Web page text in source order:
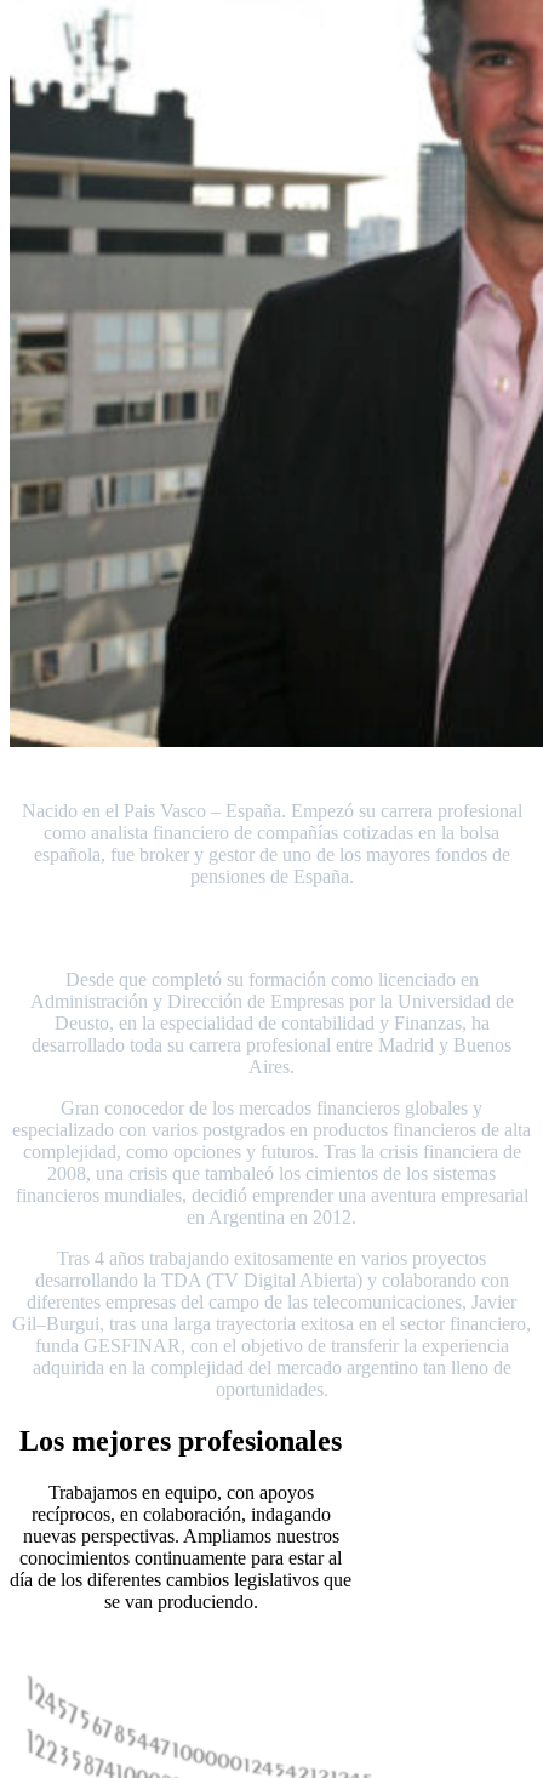
Nacido en el Pais Vasco – España. Empezó su carrera profesional
como analista financiero de compañías cotizadas en la bolsa
española, fue broker y gestor de uno de los mayores fondos de
pensiones de España.
Desde que completó su formación como licenciado en
Administración y Dirección de Empresas por la Universidad de
Deusto, en la especialidad de contabilidad y Finanzas, ha
desarrollado toda su carrera profesional entre Madrid y Buenos
Aires.
Gran conocedor de los mercados financieros globales y
especializado con varios postgrados en productos financieros de alta
complejidad, como opciones y futuros. Tras la crisis financiera de
2008, una crisis que tambaleó los cimientos de los sistemas
financieros mundiales, decidió emprender una aventura empresarial
en Argentina en 2012.
Tras 4 años trabajando exitosamente en varios proyectos
desarrollando la TDA (TV Digital Abierta) y colaborando con
diferentes empresas del campo de las telecomunicaciones, Javier
Gil–Burgui, tras una larga trayectoria exitosa en el sector financiero,
funda GESFINAR, con el objetivo de transferir la experiencia
adquirida en la complejidad del mercado argentino tan lleno de
oportunidades.
Los mejores profesionales
Trabajamos en equipo, con apoyos
recíprocos, en colaboración, indagando
nuevas perspectivas. Ampliamos nuestros
conocimientos continuamente para estar al
día de los diferentes cambios legislativos que
se van produciendo.